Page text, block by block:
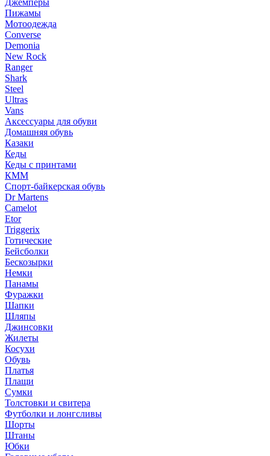
Джемперы
Пижамы
Мотоодежда
Converse
Demonia
New Rock
Ranger
Shark
Steel
Ultras
Vans
Аксессуары для обуви
Домашняя обувь
Казаки
Кеды
Кеды с принтами
КММ
Спорт-байкерская обувь
Dr Martens
Camelot
Etor
Triggerix
Готические
Бейсболки
Бескозырки
Немки
Панамы
Фуражки
Шапки
Шляпы
Джинсовки
Жилеты
Косухи
Обувь
Платья
Плащи
Сумки
Толстовки и свитера
Футболки и лонгсливы
Шорты
Штаны
Юбки